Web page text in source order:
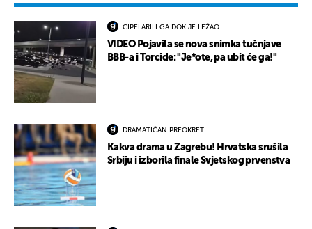
CIPELARILI GA DOK JE LEŽAO
VIDEO Pojavila se nova snimka tučnjave
BBB-a i Torcide: "Je*ote, pa ubit će ga!"
DRAMATIČAN PREOKRET
Kakva drama u Zagrebu! Hrvatska srušila
Srbiju i izborila finale Svjetskog prvenstva